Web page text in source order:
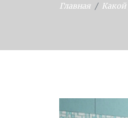
Главная Какой